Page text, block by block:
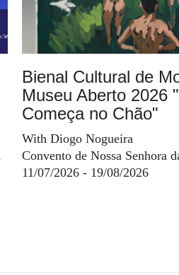
Bienal Cultural de
Museu Aberto 2026
Começa no Chão"
With Diogo Nogueira
Convento de Nossa Senhora
11/07/2026 - 19/08/2026